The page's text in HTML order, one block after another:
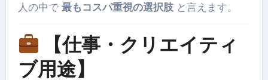
人の中で 最もコスパ重視の選択肢と言えます。
【仕事・クリエイティ
ブ用途】